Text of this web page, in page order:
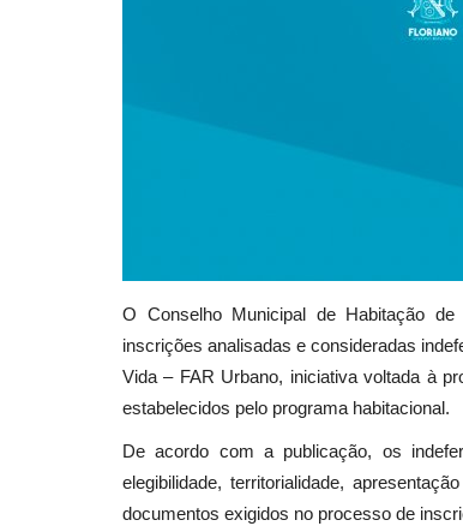
O Conselho Municipal de Habitação
inscrições analisadas e consideradas
Vida – FAR Urbano, iniciativa voltada à
estabelecidos pelo programa habitacional.
De acordo com a publicação, os
elegibilidade, territorialidade,
documentos exigidos no processo de